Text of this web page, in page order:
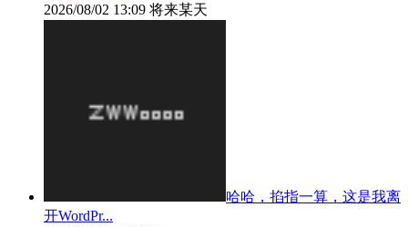
2026/08/02 13:09 将来某天
哈哈，掐指一算，这是我离
开WordPr...